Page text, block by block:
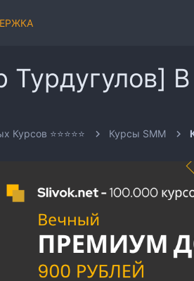
Турдугулов]
Курсов ⭐⭐⭐⭐⭐ Курсы SMM